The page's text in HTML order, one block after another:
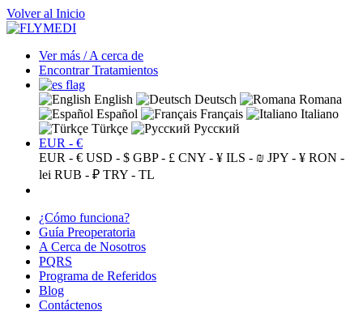
Volver al Inicio
Ver más / A cerca de
Encontrar Tratamientos
English Deutsch
Romana
Español
Français
Italiano
Türkçe
Русский
EUR - €
EUR - € USD - $ GBP - £ CNY - ¥ ILS - ₪ JPY - ¥ RON -
lei RUB - ₽ TRY - TL
¿Cómo funciona?
Guía Preoperatoria
A Cerca de Nosotros
PQRS
Programa de Referidos
Blog
Contáctenos